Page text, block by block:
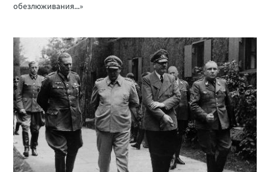
обезлюживания...»